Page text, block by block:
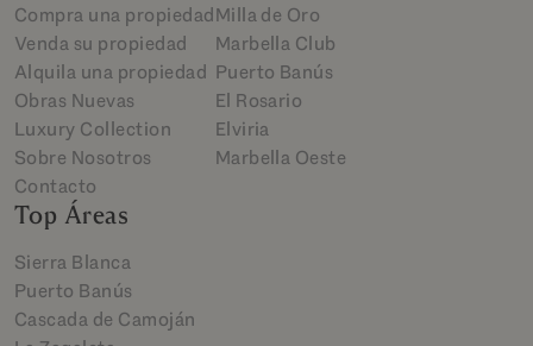
Compra una propiedad
Venda su propiedad
Alquila una propiedad
Obras Nuevas
Luxury Collection
Sobre Nosotros
Contacto
Milla de Oro
Marbella Club
Puerto Banús
El Rosario
Elviria
Marbella Oeste
Top Áreas
Sierra Blanca
Puerto Banús
Cascada de Camoján